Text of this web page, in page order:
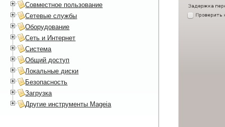
Совместное пользование
Сетевые службы
Оборудование
Сеть и Интернет
Система
Общий доступ
Локальные диски
Безопасность
Загрузка
Другие инструменты Mageia